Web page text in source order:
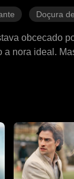
Doçura
obcecado
a nora ideal.